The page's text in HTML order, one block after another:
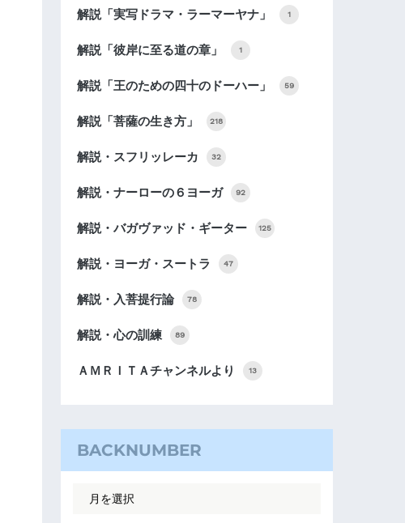
解説「実写ドラマ・ラーマーヤナ」 1
解説「彼岸に至る道の章」 1
解説「王のための四十のドーハー」 59
解説「菩薩の生き方」 218
解説・スフリッレーカ 32
解説・ナーローの６ヨーガ 92
解説・バガヴァッド・ギーター 125
解説・ヨーガ・スートラ 47
解説・入菩提行論 78
解説・心の訓練 89
ＡＭＲＩＴＡチャンネルより 13
BACKNUMBER